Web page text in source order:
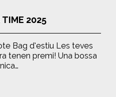
TIME 2025
Bag d’estiu Les teves
tenen premi! Una bossa